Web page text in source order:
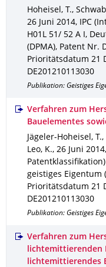
Hoheisel, T.,
26 Juni 2014,
IPC
H01L 51/ 52 A I ,
(DPMA), Patent Nr.
Prioritätsdatum 21
DE201210113030
Publikation: Geistiges
Verfahren zum
Bauelementes
Jägeler-Hoheisel,
Leo, K., 26 Juni 2014,
Patentklassifikation)
geistiges Eigentum
Prioritätsdatum 21
DE201210113030
Publikation: Geistiges
Verfahren zum
lichtemittierenden
lichtemittierendes